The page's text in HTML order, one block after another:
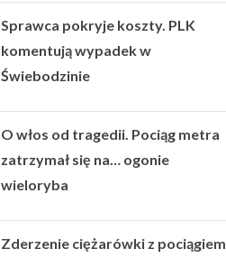
Sprawca pokryje koszty. PLK
komentują wypadek w
Świebodzinie
O włos od tragedii. Pociąg metra
zatrzymał się na… ogonie
wieloryba
Zderzenie ciężarówki z pociągiem